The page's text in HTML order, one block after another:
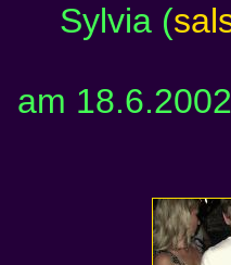
Sylvia (
am